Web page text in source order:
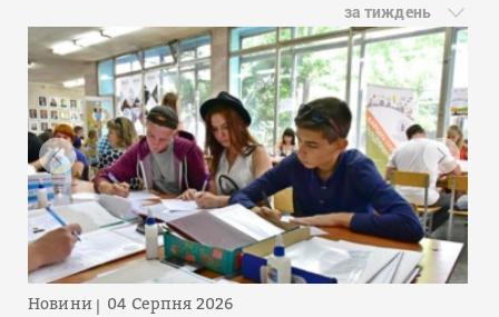
за тиждень
Новини 04 Серпня 2026